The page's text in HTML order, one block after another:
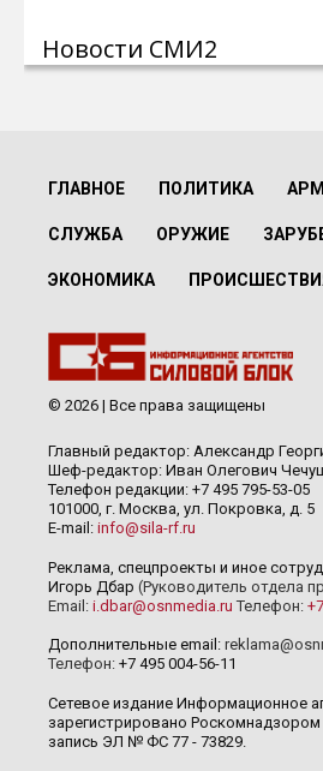
Новости СМИ2
ГЛАВНОЕ ПОЛИТИКА
СЛУЖБА ОРУЖИЕ
ЭКОНОМИКА
© 2026 | Все права защищены
Главный редактор: Александр
Шеф-редактор: Иван Олегович
Телефон редакции: +7 495 795-53-05
101000, г. Москва, ул. Покровка, д. 5
E-mail: info@sila-rf.ru
Реклама, спецпроекты и иное
Игорь Дбар (Руководитель отдела
Email: i.dbar@osnmedia.ru Телефон:
Дополнительные email:
Телефон: +7 495 004-56-11
Сетевое издание Информационное
зарегистрировано Роскомнадзором
запись ЭЛ № ФС 77 - 73829.